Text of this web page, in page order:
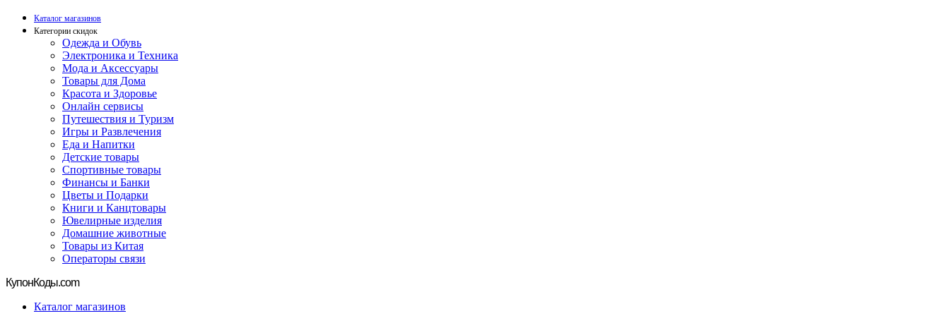
Каталог магазинов
Категории скидок
Одежда и Обувь
Электроника и Техника
Мода и Аксессуары
Товары для Дома
Красота и Здоровье
Онлайн сервисы
Путешествия и Туризм
Игры и Развлечения
Еда и Напитки
Детские товары
Спортивные товары
Финансы и Банки
Цветы и Подарки
Книги и Канцтовары
Ювелирные изделия
Домашние животные
Товары из Китая
Операторы связи
КупонКоды.com
Каталог магазинов